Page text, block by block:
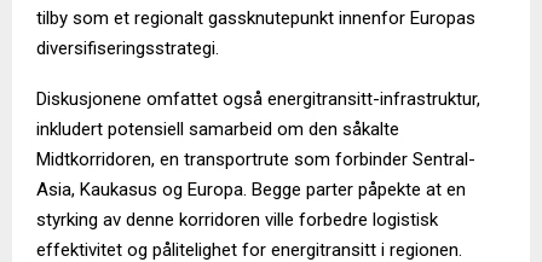
tilby som et regionalt gassknutepunkt innenfor Europas
diversifiseringsstrategi.
Diskusjonene omfattet også energitransitt-infrastruktur,
inkludert potensiell samarbeid om den såkalte
Midtkorridoren, en transportrute som forbinder Sentral-
Asia, Kaukasus og Europa. Begge parter påpekte at en
styrking av denne korridoren ville forbedre logistisk
effektivitet og pålitelighet for energitransitt i regionen.